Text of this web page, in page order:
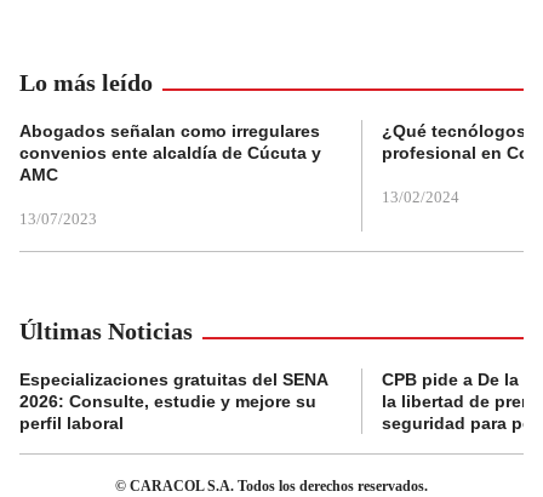
Lo más leído
Abogados señalan como irregulares
convenios ente alcaldía de Cúcuta y
AMC
13/07/2023
¿Qué tecnólogos
profesional en
13/02/2024
Últimas Noticias
Especializaciones gratuitas del SENA
2026: Consulte, estudie y mejore su
perfil laboral
CPB pide a De la
la libertad de
seguridad para
© CARACOL S.A. Todos los derechos reservados.